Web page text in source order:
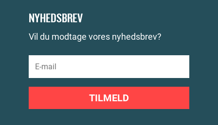
NYHEDSBREV
Vil du modtage vores nyhedsbrev?
TILMELD